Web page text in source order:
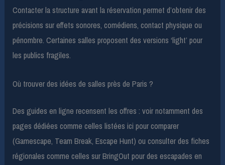
Contacter la structure avant la réservation permet d’obtenir des
précisions sur effets sonores, comédiens, contact physique ou
pénombre. Certaines salles proposent des versions ‘light’ pour
les publics fragiles.
Où trouver des idées de salles près de Paris ?
Des guides en ligne recensent les offres : voir notamment des
pages dédiées comme celles listées ici pour comparer
(Gamescape, Team Break, Escape Hunt) ou consulter des fiches
régionales comme celles sur BringOut pour des escapades en